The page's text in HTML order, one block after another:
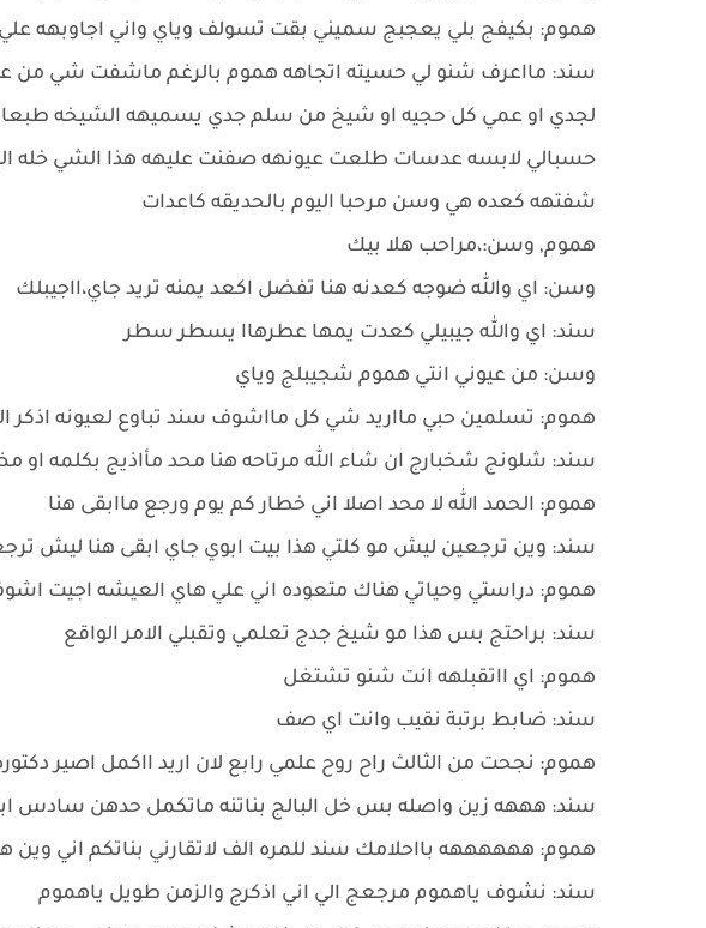
هموم: بكيفج بلي يعجبج سميني بقت تسولف وياي واني اجاوبهه
سند: مااعرف شنو لي حسيته اتجاهه هموم بالرغم ماشفت شي من
لجدي او عمي كل حجيه او شيخ من سلم جدي يسميهه الشيخه
حسبالي لابسه عدسات طلعت عيونهه صفنت عليهه هذا الشي خله
شفتهه كعده هي وسن مرحبا اليوم بالحديقه كاعدات
هموم, وسن:،مراحب هلا بيك
وسن: اي والله ضوجه كعدنه هنا تفضل اكعد يمنه تريد جاي،ااجيبلك
سند: اي والله جيبيلي كعدت يمها عطرهاا يسطر سطر
وسن: من عيوني انتي هموم شجيبلج وياي
هموم: تسلمين حبي مااريد شي كل مااشوف سند تباوع لعيونه اذكر
سند: شلونج شخبارج ان شاء الله مرتاحه هنا محد مأاذيج بكلمه او
هموم: الحمد الله لا محد اصلا اني خطار كم يوم ورجع ماابقى هنا
سند: وين ترجعين ليش مو كلتي هذا بيت ابوي جاي ابقى هنا ليش
هموم: دراستي وحياتي هناك متعوده اني علي هاي العيشه اجيت
سند: براحتج بس هذا مو شيخ جدج تعلمي وتقبلي الامر الواقع
هموم: اي ااتقبلهه انت شنو تشتغل
سند: ضابط برتبة نقيب وانت اي صف
هموم: نجحت من الثالث راح روح علمي رابع لان اريد ااكمل اصير
سند: هههه زين واصله بس خل البالج بناتنه ماتكمل حدهن سادس
هموم: ههههههه بااحلامك سند للمره الف لاتقارني بناتكم اني
سند: نشوف ياهموم مرجعج الي اني اذكرج والزمن طويل ياهموم